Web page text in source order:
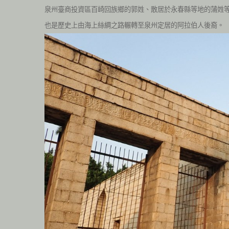
泉州臺商投資區百崎回族鄉的郭姓、散居於永春縣等地的蒲姓
也是歷史上由海上絲綢之路輾轉至泉州定居的阿拉伯人後裔。